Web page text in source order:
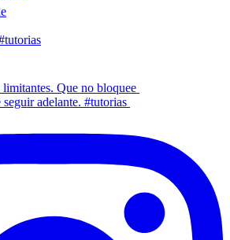
limitantes. Que no bloquee
adelante. #tutorias